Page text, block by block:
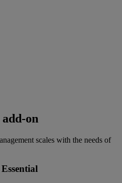
on
scales with the needs of